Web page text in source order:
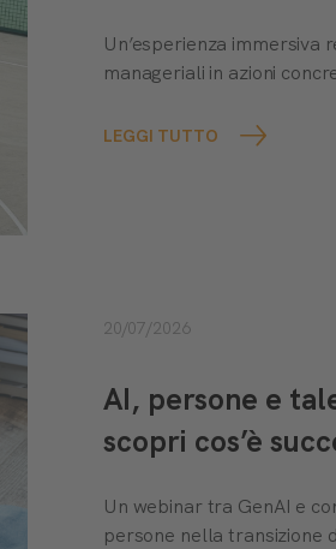
Un’esperienza
manageriali in azioni
LEGGI TUTTO
20/07/2026
AI, persone e
scopri cos’è
Un webinar tra GenAI e
persone nella transizione